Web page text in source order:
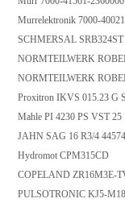
Murrelektronik 7000-
SCHMERSAL
NORMTEILWERK
NORMTEILWERK
Proxitron IKVS 015.23 G
Mahle PI 4230 PS VST
JAHN SAG 16 R3/4
Hydromot CPM315CD
COPELAND ZR16M3E-
PULSOTRONIC KJ5-